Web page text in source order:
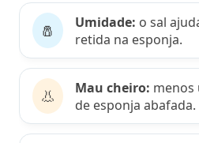
🧂 Umidade: o sal
retida na esponja.
👃 Mau cheiro: menos
de esponja abafada.